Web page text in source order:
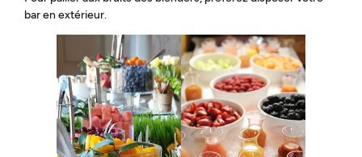
bar en extérieur.